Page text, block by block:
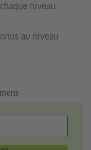
niveau
au niveau